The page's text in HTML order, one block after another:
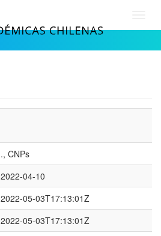
., CNPs
2022-04-10
2022-05-03T17:13:01Z
2022-05-03T17:13:01Z